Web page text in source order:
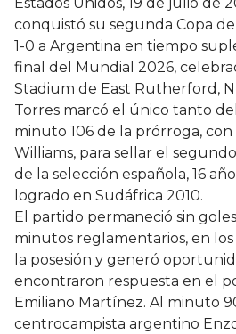
Estados Unidos, 19 de julio de
conquistó su segunda Copa
1-0 a Argentina en tiempo
final del Mundial 2026,
Stadium de East Rutherford,
Torres marcó el único tanto
minuto 106 de la prórroga, con
Williams, para sellar el
de la selección española, 16
logrado en Sudáfrica 2010.
El partido permaneció sin
minutos reglamentarios, en
la posesión y generó
encontraron respuesta en el
Emiliano Martínez. Al minuto
centrocampista argentino